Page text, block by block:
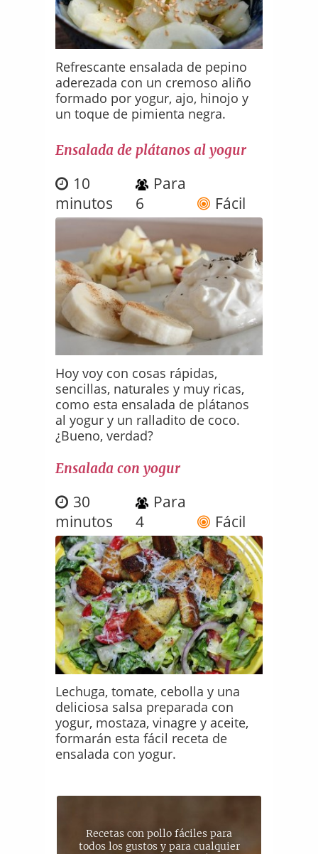
Refrescante ensalada de pepino
aderezada con un cremoso aliño
formado por yogur, ajo, hinojo y
un toque de pimienta negra.
Ensalada de plátanos al yogur
10
minutos
Para
6
Fácil
Hoy voy con cosas rápidas,
sencillas, naturales y muy ricas,
como esta ensalada de plátanos
al yogur y un ralladito de coco.
¿Bueno, verdad?
Ensalada con yogur
30
minutos
Para
4
Fácil
Lechuga, tomate, cebolla y una
deliciosa salsa preparada con
yogur, mostaza, vinagre y aceite,
formarán esta fácil receta de
ensalada con yogur.
Recetas con pollo fáciles para
todos los gustos y para cualquier